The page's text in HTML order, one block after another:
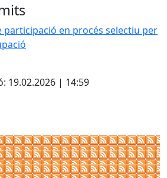
participació en procés selectiu per
19.02.2026 | 14:59